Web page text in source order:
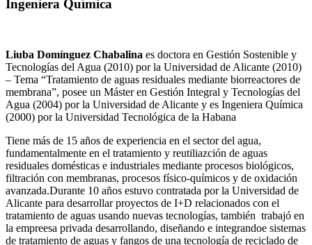
Ingeniera Química
Liuba Domínguez Chabalina es doctora en Gestión Sostenible y
Tecnologías del Agua (2010) por la Universidad de Alicante (2010)
– Tema “Tratamiento de aguas residuales mediante biorreactores de
membrana”, posee un Máster en Gestión Integral y Tecnologías del
Agua (2004) por la Universidad de Alicante y es Ingeniera Química
(2000) por la Universidad Tecnológica de la Habana
Tiene más de 15 años de experiencia en el sector del agua,
fundamentalmente en el tratamiento y reutiliazción de aguas
residuales domésticas e industriales mediante procesos biológicos,
filtración con membranas, procesos físico-químicos y de oxidación
avanzada.Durante 10 años estuvo contratada por la Universidad de
Alicante para desarrollar proyectos de I+D relacionados con el
tratamiento de aguas usando nuevas tecnologías, también trabajó en
la empreesa privada desarrollando, diseñando e integrandoe sistemas
de tratamiento de aguas y fangos de una tecnología de reciclado de